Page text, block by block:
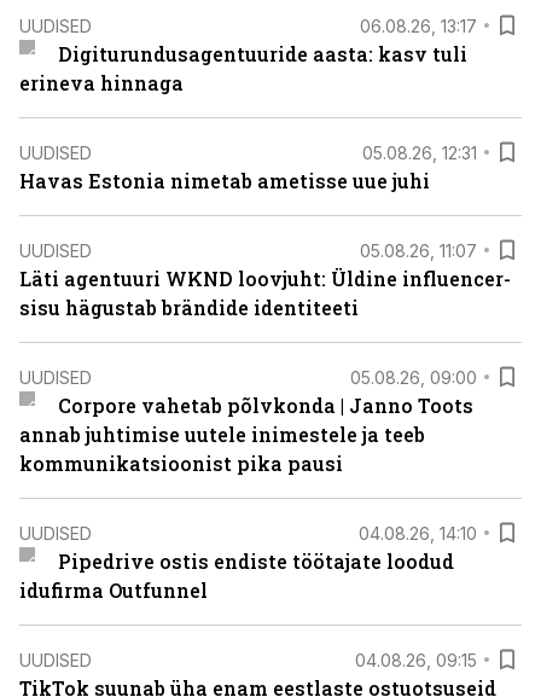
UUDISED 06.08.26, 13:17
Digiturundusagentuuride aasta: kasv tuli
erineva hinnaga
UUDISED 05.08.26, 12:31
Havas Estonia nimetab ametisse uue juhi
UUDISED 05.08.26, 11:07
Läti agentuuri WKND loovjuht: Üldine influencer-
sisu hägustab brändide identiteeti
UUDISED 05.08.26, 09:00
Corpore vahetab põlvkonda | Janno Toots
annab juhtimise uutele inimestele ja teeb
kommunikatsioonist pika pausi
UUDISED 04.08.26, 14:10
Pipedrive ostis endiste töötajate loodud
idufirma Outfunnel
UUDISED 04.08.26, 09:15
TikTok suunab üha enam eestlaste ostuotsuseid